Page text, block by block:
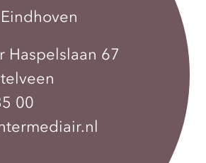
Eindhoven
Haspelslaan 67
00